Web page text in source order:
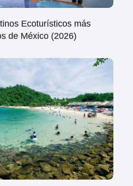
Ecoturísticos más
de México (2026)